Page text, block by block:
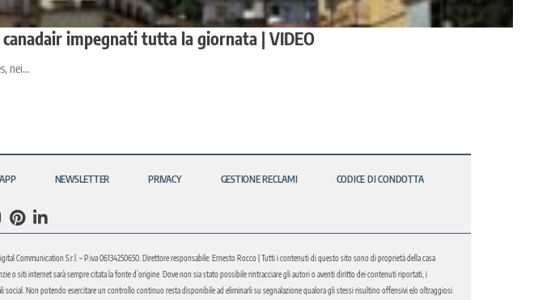
impegnati tutta la giornata | VIDEO
nei…
NEWSLETTER PRIVACY GESTIONE RECLAMI CODICE DI CONDOTTA
Communication S.r.l. – P.iva 06134250650. Direttore responsabile: Ernesto Rocco | Tutti i contenuti di questo sito sono di proprietà della casa
o siti internet sarà sempre citata la fonte d’origine. Dove non sia stato possibile rintracciare gli autori o aventi diritto dei contenuti riportati, i
Non potendo esercitare un controllo continuo resta disponibile ad eliminarli su segnalazione qualora gli stessi risultino offensivi e/o oltraggiosi.